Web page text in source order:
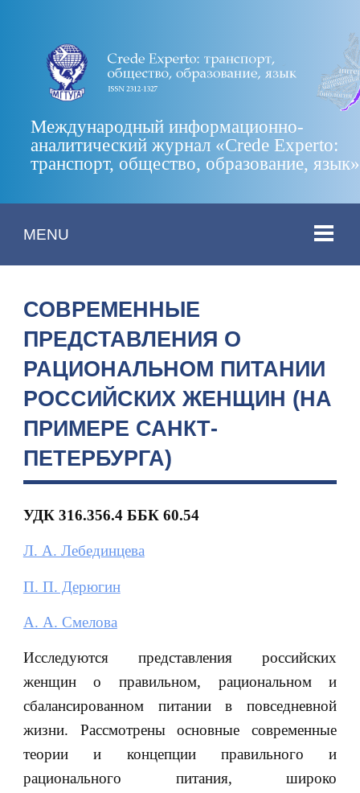
Международный информационно-
аналитический журнал «Crede Experto:
транспорт, общество, образование, язык»
MENU
СОВРЕМЕННЫЕ
ПРЕДСТАВЛЕНИЯ О
РАЦИОНАЛЬНОМ ПИТАНИИ
РОССИЙСКИХ ЖЕНЩИН (НА
ПРИМЕРЕ САНКТ-
ПЕТЕРБУРГА)
УДК 316.356.4 ББК 60.54
Л. А. Лебединцева
П. П. Дерюгин
А. А. Смелова
Исследуются представления российских
женщин о правильном, рациональном и
сбалансированном питании в повседневной
жизни. Рассмотрены основные современные
теории и концепции правильного и
рационального питания, широко